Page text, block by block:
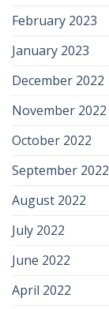
February 2023
January 2023
December 2022
November 2022
October 2022
September 2022
August 2022
July 2022
June 2022
April 2022